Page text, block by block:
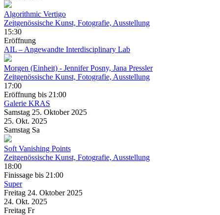
Algorithmic Vertigo
Zeitgenössische Kunst, Fotografie, Ausstellung
15:30
Eröffnung
AIL – Angewandte Interdisciplinary Lab
Morgen (Einheit) - Jennifer Posny, Jana Pressler
Zeitgenössische Kunst, Fotografie, Ausstellung
17:00
Eröffnung bis 21:00
Galerie KRAS
Samstag 25. Oktober 2025
25. Okt. 2025
Samstag Sa
Soft Vanishing Points
Zeitgenössische Kunst, Fotografie, Ausstellung
18:00
Finissage bis 21:00
Super
Freitag 24. Oktober 2025
24. Okt. 2025
Freitag Fr